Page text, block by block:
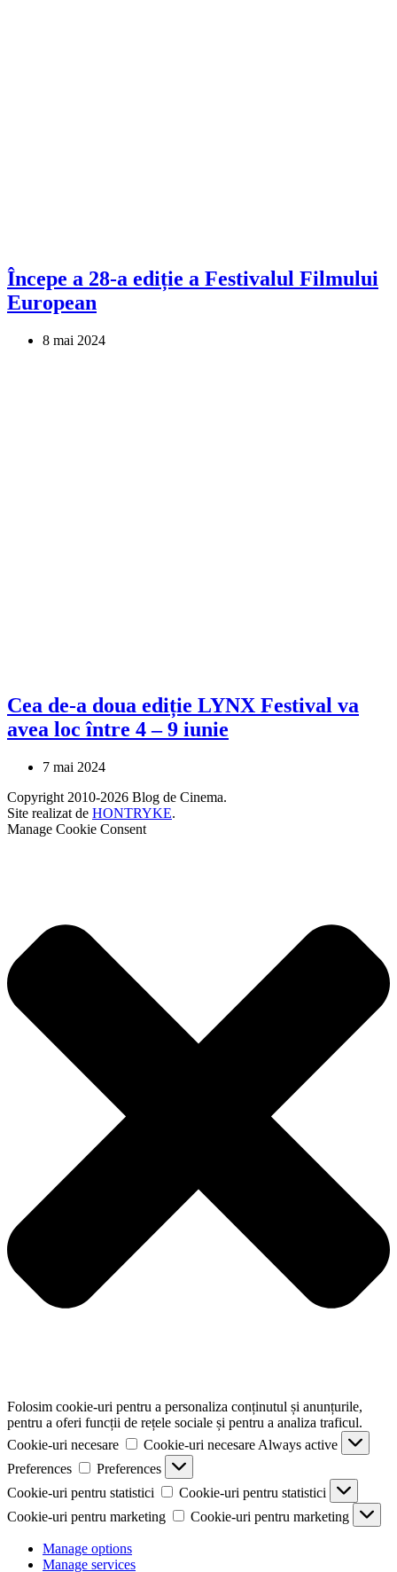
Începe a 28-a ediție a Festivalul Filmului
European
8 mai 2024
Cea de-a doua ediție LYNX Festival va
avea loc între 4 – 9 iunie
7 mai 2024
Copyright 2010-2026 Blog de Cinema.
Site realizat de HONTRYKE.
Manage Cookie Consent
Folosim cookie-uri pentru a personaliza conținutul și anunțurile,
pentru a oferi funcții de rețele sociale și pentru a analiza traficul.
Cookie-uri necesare
Cookie-uri necesare Always active
Preferences
Preferences
Cookie-uri pentru statistici
Cookie-uri pentru statistici
Cookie-uri pentru marketing
Cookie-uri pentru marketing
Manage options
Manage services